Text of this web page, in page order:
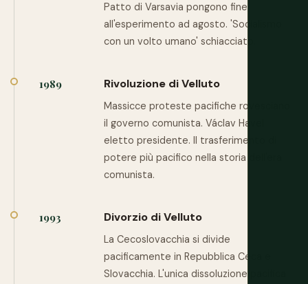
Patto di Varsavia pongono fine
all'esperimento ad agosto. 'Socialismo
con un volto umano' schiacciato.
1989 Rivoluzione di Velluto
Massicce proteste pacifiche rovesciano
il governo comunista. Václav Havel
eletto presidente. Il trasferimento di
potere più pacifico nella storia dell'era
comunista.
1993 Divorzio di Velluto
La Cecoslovacchia si divide
pacificamente in Repubblica Ceca e
Slovacchia. L'unica dissoluzione pacifica